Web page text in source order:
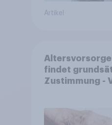
Artikel
findet
Zustimmung -
Akzeptanz